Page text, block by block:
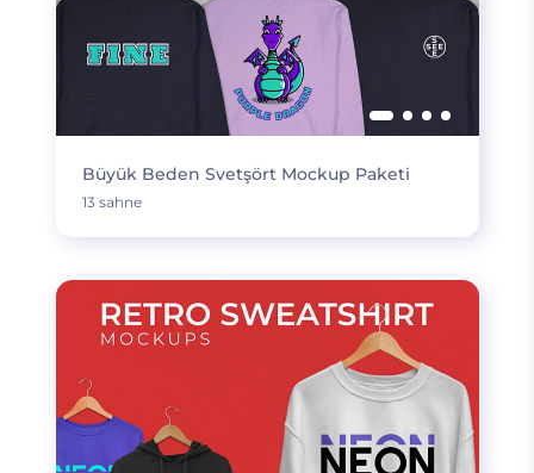
Büyük Beden Svetşört Mockup Paketi
13 sahne